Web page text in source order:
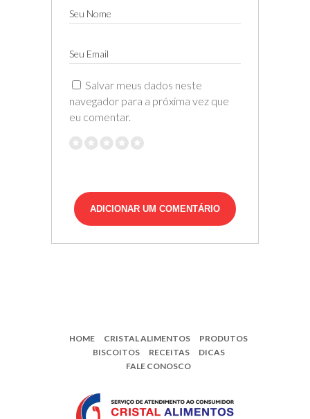
Seu Nome
Seu Email
Salvar meus dados neste
navegador para a próxima vez que
eu comentar.
HOME CRISTAL ALIMENTOS
PRODUTOS
BISCOITOS
RECEITAS
DICAS
FALE CONOSCO